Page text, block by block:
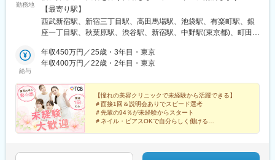
勤務地
リニック一覧＜全国100院以上展開＞【北海道・東北】旭川駅前
院、青森院、盛岡院、秋田院、山形院、仙台駅前院、福島院、郡
山院 など【関東】新宿東口院、池袋駅前院、品川院、秋葉原
横浜院、大宮東口院、水戸院、つくば院、宇都宮院、高崎院、前
橋院 など【中部】名古屋駅前院 、名古屋栄院、金山院、岐阜
院、長野院、松本院、山梨甲府駅前院 など【近畿】梅田大阪駅
前院、大阪阪急梅田駅前院、枚方院、天王寺院、堺院、なんば
院、心斎橋院、京都駅前院、奈良院、和歌山院、四日市院 など
【中四国】広島院、福山院、松山院、高松院、高知院、徳島院、
松江院、周南徳山駅ビル院 など【九州・沖縄】小倉院、佐賀
煙対策】屋内原則禁煙
【最寄り駅】
西武新宿駅、新宿三丁目駅、高田馬場駅、池袋駅、有楽町駅、銀
座一丁目駅、秋葉原駅、渋谷駅、新宿駅、中野駅(東京都)、町田
浜駅、横浜駅、川崎駅、藤沢駅、本厚木駅、大宮駅(埼玉県)、川口
駅、川越駅、南越谷駅、宇都宮駅、水戸駅、つくば駅、千葉駅、
駅、さっぽろ駅、あおば通駅、福島駅(福島県)、郡山駅(福島県)、
青森駅、盛岡駅、山形駅、秋田駅、矢場町駅、近鉄名古屋駅、金
山駅(愛知県)、豊田市駅、駅前大通駅、名鉄岐阜駅、静岡駅、新浜
松駅、三島広小路駅、長野駅、松本駅、北鉄金沢駅、新潟駅、近
鉄四日市駅、電鉄富山駅、福井駅、甲府駅、東梅田駅、大阪難波
前駅、江坂駅、心斎橋駅、京都駅、烏丸駅、三ノ宮駅、姫路駅、
給与
年収450万円／25歳・3年目・東京
年収400万円／22歳・2年目・東京
【憧れの美容クリニックで未経験から活躍できる】
＃面接1回＆説明会ありでスピード選考
＃先輩の94％が未経験からスタート
＃ネイル・ピアスOKで自分らしく働ける